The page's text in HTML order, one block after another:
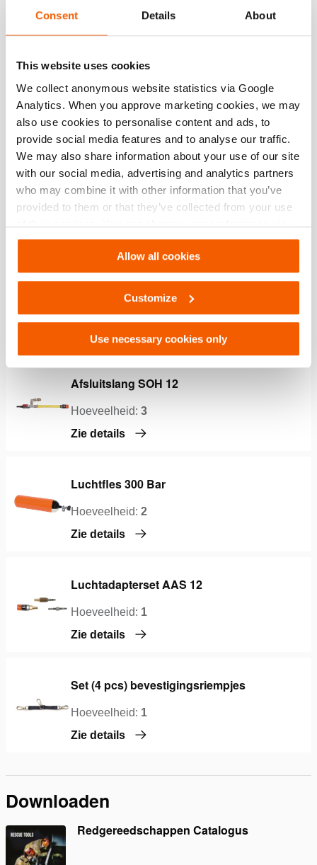
Consent Details About
This website uses cookies
We collect anonymous website statistics via Google
Analytics. When you approve marketing cookies, we may
also use cookies to personalise content and ads, to
provide social media features and to analyse our traffic.
We may also share information about your use of our site
with our social media, advertising and analytics partners
who may combine it with other information that you’ve
provided to them or that they’ve collected from your use
of their services. You can change your preferences via
Settings. See ourcookiestatement.
Allow all cookies
Customize
Use necessary cookies only
1
Bedieningsunit HTC12
Hoeveelheid:1
Zie details
Reduceerventiel PRV 12
Hoeveelheid:1
Koppelstuk voor luchtflessen 300 bar
Zie details
Afsluitslang SOH 12
Hoeveelheid: 3
Zie details
Luchtfles 300 Bar
Hoeveelheid: 2
Zie details
Luchtadapterset AAS 12
Hoeveelheid: 1
Zie details
Set (4 pcs) bevestigingsriempjes
Hoeveelheid: 1
Zie details
Downloaden
Redgereedschappen Catalogus